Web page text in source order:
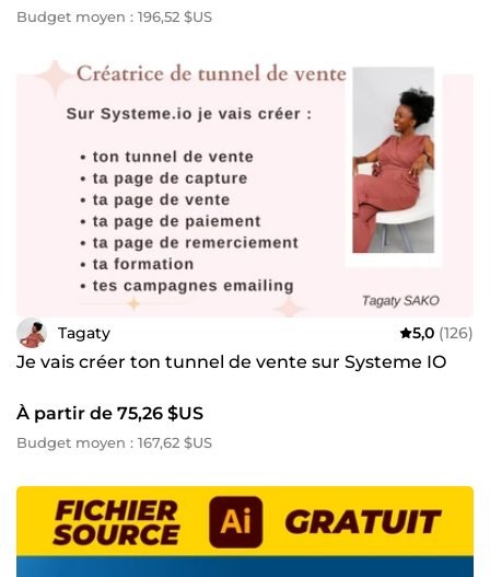
Budget moyen : 196,52 $US
Tagaty 5,0 (126)
Je vais créer ton tunnel de vente sur Systeme IO
À partir de 75,26 $US
Budget moyen : 167,62 $US